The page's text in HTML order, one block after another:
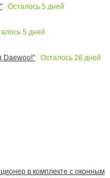
Осталось 5 дней
5 дней
Daewoo!"
Осталось 26 дней
в комплекте с оконным